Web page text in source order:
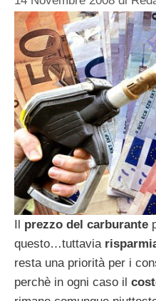
Il prezzo del carburante
questo…tuttavia
resta una priorità per i
perchè in ogni caso il